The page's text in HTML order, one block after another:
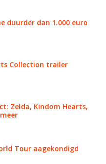
duurder dan 1.000 euro
Collection trailer
Zelda, Kindom Hearts,
Tour aagekondigd